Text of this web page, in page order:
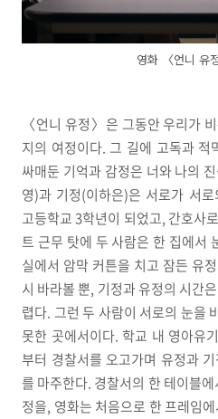
영화 〈언니 유
〈언니 유정〉은 그동안 우리가
지의 여정이다. 그 길에 고독과
싸매둔 기억과 감정은 너와 나의
영)과 기정(이하은)은 서로가 서
고등학교 3학년이 되었고, 간호사
트 근무 탓에 두 사람은 한 집에서
실에서 암막 커튼을 치고 잠든 유
시 바라볼 뿐, 기정과 유정의 시간
렵다. 그런 두 사람이 서로의 눈을
못한 곳에서이다. 학교 내 영아유
부터 경찰서를 오고가며 유정과
를 마주한다. 경찰서의 한 테이블
정을, 영화는 처음으로 한 프레임